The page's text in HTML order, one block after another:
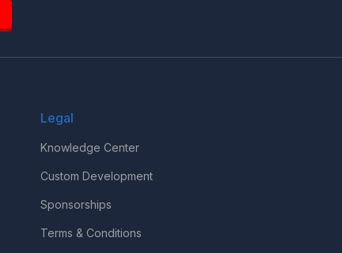
Legal
Knowledge Center
Custom Development
Sponsorships
Terms & Conditions